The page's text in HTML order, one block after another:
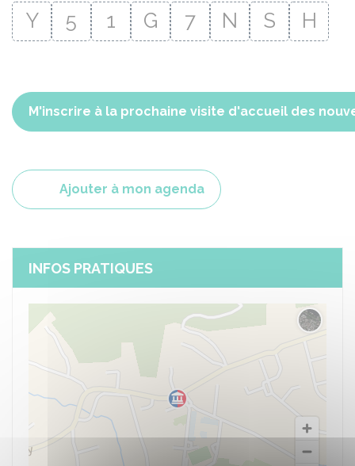
Y 5 1 G 7 N S H
M'inscrire à la prochaine visite d'accueil des
Ajouter à mon agenda
INFOS PRATIQUES